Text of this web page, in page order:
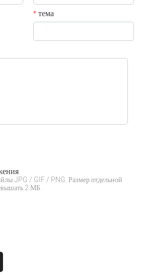
*тема
JPG / GIF / PNG. Размер отдельной
2 МБ.